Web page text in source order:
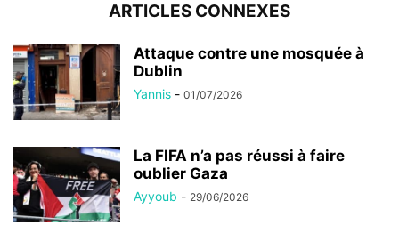
ARTICLES CONNEXES
Attaque contre une mosquée à
Dublin
Yannis - 01/07/2026
La FIFA n’a pas réussi à faire
oublier Gaza
Ayyoub - 29/06/2026